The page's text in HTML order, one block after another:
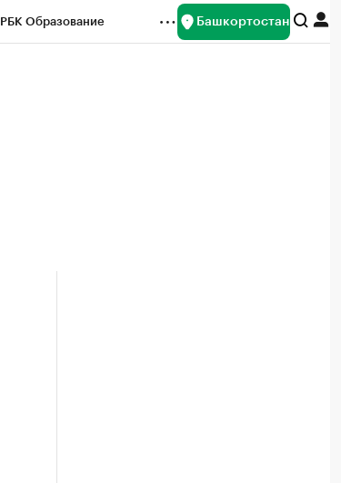
РБК Образование Башкортостан